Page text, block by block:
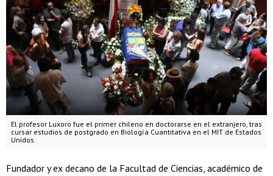
El profesor Luxoro fue el primer chileno en doctorarse en el extranjero, tras
cursar estudios de postgrado en Biología Cuantitativa en el MIT de Estados
Unidos.
Fundador y ex decano de la Facultad de Ciencias, académico de